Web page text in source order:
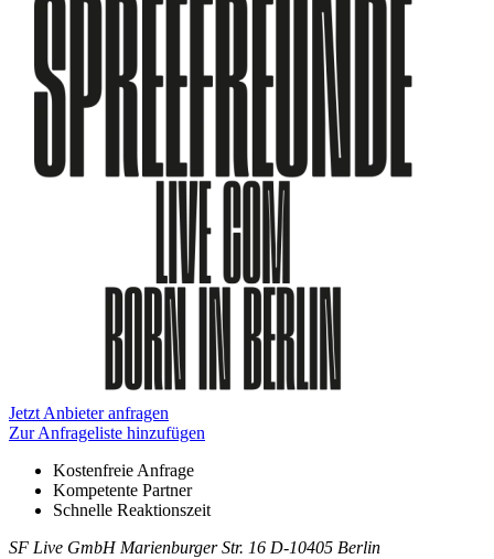
Informationen
Jetzt Anbieter anfragen
Zur Anfrageliste hinzufügen
Kostenfreie Anfrage
Kompetente Partner
Schnelle Reaktionszeit
SF Live GmbH Marienburger Str. 16 D-10405 Berlin